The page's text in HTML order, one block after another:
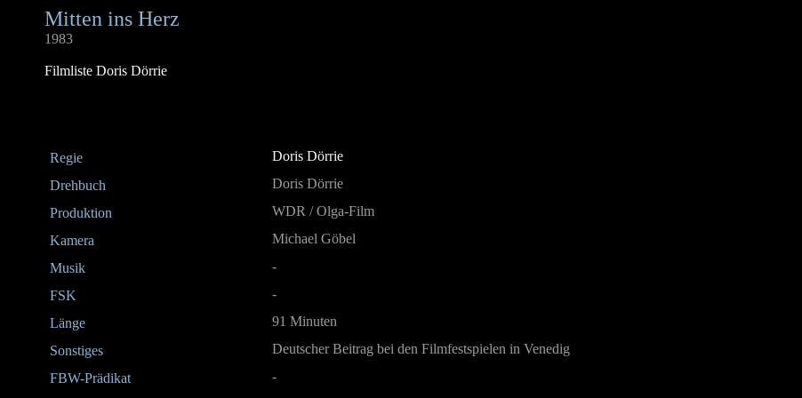
Mitten ins Herz
1983
Filmliste Doris Dörrie
Regie
Doris Dörrie
Drehbuch
Doris Dörrie
Produktion
WDR / Olga-Film
Kamera
Michael Göbel
Musik
-
FSK
-
Länge
91 Minuten
Sonstiges
Deutscher Beitrag bei den Filmfestspielen in Venedig
FBW-Prädikat
-